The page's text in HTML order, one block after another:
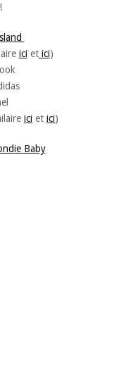
icietici)
ici et ici)
Baby